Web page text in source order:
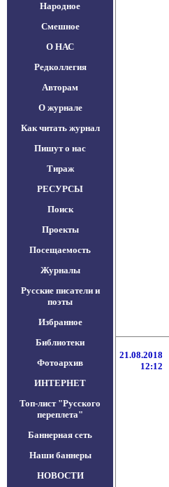
Народное
Смешное
О НАС
Редколлегия
Авторам
О журнале
Как читать журнал
Пишут о нас
Тираж
РЕСУРСЫ
Поиск
Проекты
Посещаемость
Журналы
Русские писатели и
поэты
Избранное
Библиотеки
Фотоархив
ИНТЕРНЕТ
Топ-лист "Русского
переплета"
Баннерная сеть
Наши баннеры
НОВОСТИ
21.08.2018
12:12